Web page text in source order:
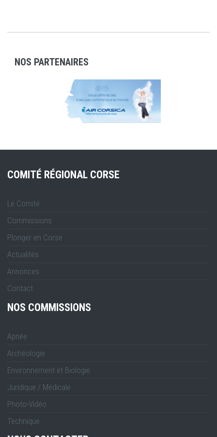
NOS PARTENAIRES
COMITÉ RÉGIONAL CORSE
Le Comité
Commissions
Plonger en Corse
Actualités
Annonces
Contact
NOS COMMISSIONS
Apnée
Archéologie
Environnement et Biologie
Juridique / Médicale
Photo-Vidéo
Technique